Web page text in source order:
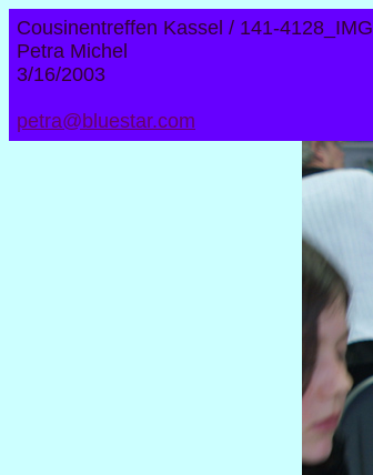
Cousinentreffen Kassel / 141-4128_IMG
Petra Michel
3/16/2003
petra@bluestar.com